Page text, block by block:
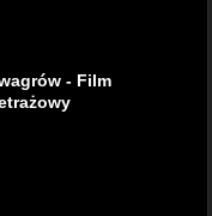
- Film